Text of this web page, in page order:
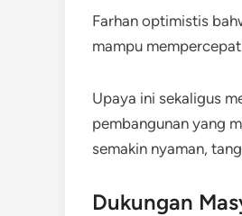
Farhan optimistis
mampu
Upaya ini sekaligus
pembangunan yang
semakin nyaman,
Dukungan